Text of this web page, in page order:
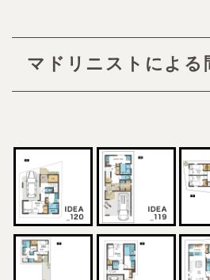
マドリニストによる